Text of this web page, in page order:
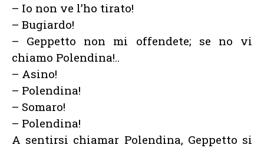
– Io non ve l’ho tirato!
– Bugiardo!
– Geppetto non mi offendete; se no vi
chiamo Polendina!..
– Asino!
– Polendina!
– Somaro!
– Polendina!
A sentirsi chiamar Polendina, Geppetto si